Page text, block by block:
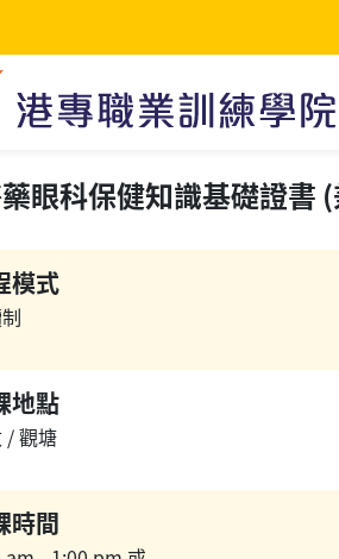
眼科保健知識基礎證書
模式
地點
/ 觀塘
時間